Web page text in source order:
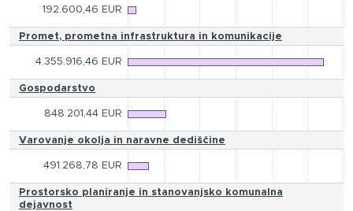
192.600,46 EUR
Promet, prometna infrastruktura in komunikacije
4.355.916,46 EUR
Gospodarstvo
848.201,44 EUR
Varovanje okolja in naravne dediščine
491.268,78 EUR
Prostorsko planiranje in stanovanjsko komunalna
dejavnost